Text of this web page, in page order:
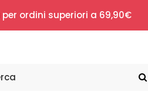
ordini superiori a 69,90€